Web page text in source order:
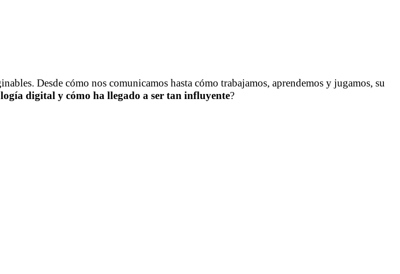
Desde cómo nos comunicamos hasta cómo trabajamos, aprendemos y jugamos, su
digital y cómo ha llegado a ser tan influyente?